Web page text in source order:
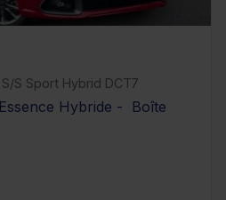
S Sport Hybrid DCT7
Hybride - Boîte